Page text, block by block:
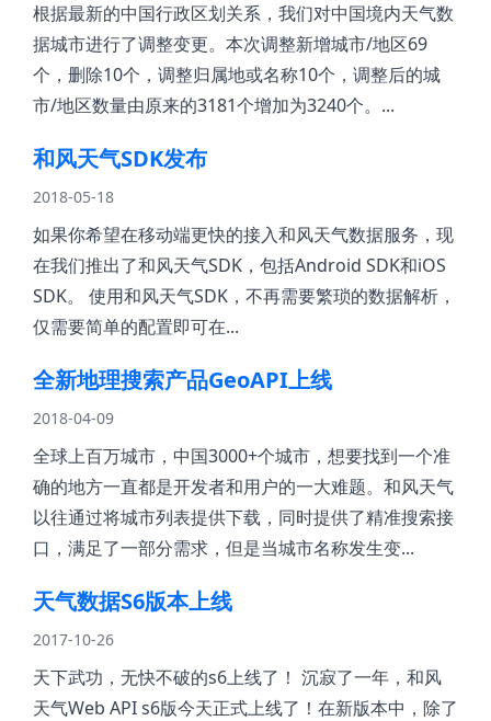
根据最新的中国行政区划关系，我们对中国境内天气数
据城市进行了调整变更。本次调整新增城市/地区69
个，删除10个，调整归属地或名称10个，调整后的城
市/地区数量由原来的3181个增加为3240个。...
和风天气SDK发布
2018-05-18
如果你希望在移动端更快的接入和风天气数据服务，现
在我们推出了和风天气SDK，包括Android SDK和iOS
SDK。 使用和风天气SDK，不再需要繁琐的数据解析，
仅需要简单的配置即可在...
全新地理搜索产品GeoAPI上线
2018-04-09
全球上百万城市，中国3000+个城市，想要找到一个准
确的地方一直都是开发者和用户的一大难题。和风天气
以往通过将城市列表提供下载，同时提供了精准搜索接
口，满足了一部分需求，但是当城市名称发生变...
天气数据S6版本上线
2017-10-26
天下武功，无快不破的s6上线了！ 沉寂了一年，和风
天气Web API s6版今天正式上线了！在新版本中，除了